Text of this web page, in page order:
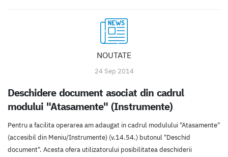
NOUTATE
24 Sep 2014
Deschidere document asociat din cadrul
modului "Atasamente" (Instrumente)
Pentru a facilita operarea am adaugat in cadrul modulului "Atasamente"
(accesibil din Meniu/Instrumente) (v.14.54.) butonul "Deschid
document". Acesta ofera utilizatorului posibilitatea deschiderii